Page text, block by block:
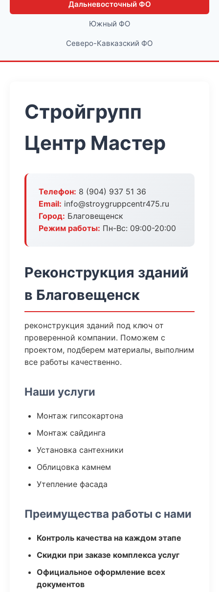
Дальневосточный ФО
Южный ФО
Северо-Кавказский ФО
Стройгрупп
Центр Мастер
Телефон: 8 (904) 937 51 36
Email: info@stroygruppcentr475.ru
Город: Благовещенск
Режим работы: Пн-Вс: 09:00-20:00
Реконструкция зданий
в Благовещенск
реконструкция зданий под ключ от
проверенной компании. Поможем с
проектом, подберем материалы, выполним
все работы качественно.
Наши услуги
Монтаж гипсокартона
Монтаж сайдинга
Установка сантехники
Облицовка камнем
Утепление фасада
Преимущества работы с нами
Контроль качества на каждом этапе
Скидки при заказе комплекса услуг
Официальное оформление всех
документов